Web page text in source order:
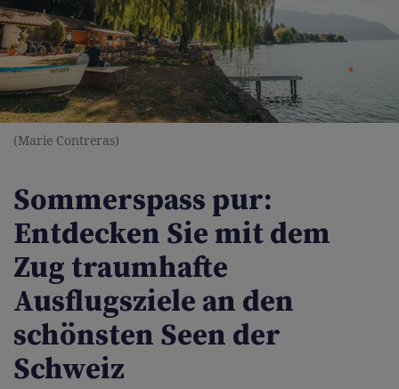
(Marie Contreras)
Sommerspass pur:
Entdecken Sie mit dem
Zug traumhafte
Ausflugsziele an den
schönsten Seen der
Schweiz